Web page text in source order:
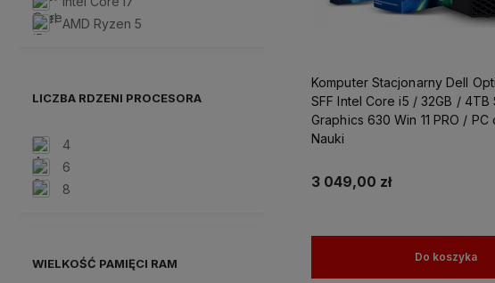
AMD Ryzen 5
LICZBA RDZENI PROCESORA
4
6
8
WIELKOŚĆ PAMIĘCI RAM
Komputer Stacjonarny Dell
SFF Intel Core i5 / 32GB / 4TB
Graphics 630 Win 11 PRO /
Nauki
3 049,00 zł
Do koszyka